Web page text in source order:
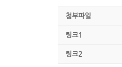
첨부파일
링크1
링크2